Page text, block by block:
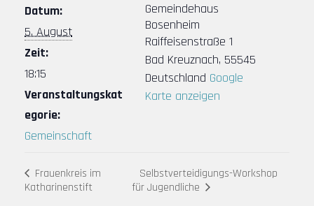
Datum:
5. August
Zeit:
18:15
Veranstaltungskat
egorie:
Gemeinschaft
Gemeindehaus
Bosenheim
Raiffeisenstraße 1
Bad Kreuznach, 55545
Deutschland Google
Karte anzeigen
Frauenkreis im
Katharinenstift
Selbstverteidigungs-Workshop
für Jugendliche